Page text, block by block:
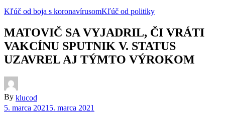
Kľúč od boja s koronavírusomKľúč od politiky
MATOVIČ SA VYJADRIL, ČI VRÁTI
VAKCÍNU SPUTNIK V. STATUS
UZAVREL AJ TÝMTO VÝROKOM
By klucod
5. marca 2021 5. marca 2021